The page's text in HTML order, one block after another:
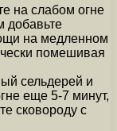
на слабом огне
добавьте
на медленном
помешивая
сельдерей и
еще 5-7 минут,
сковороду с